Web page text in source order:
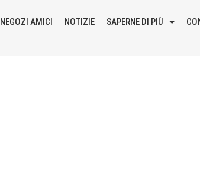
NEGOZI AMICI NOTIZIE SAPERNE DI PIÙ